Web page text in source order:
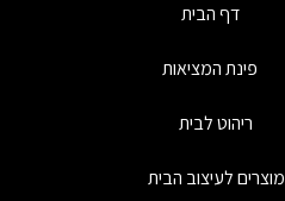
דף הבית
פינת המציאות
ריהוט לבית
מוצרים לעיצוב הבית